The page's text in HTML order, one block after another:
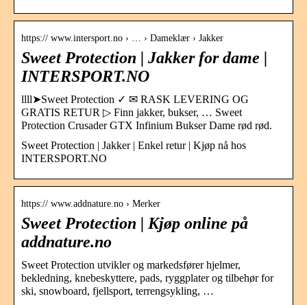
https:// www.intersport.no › … › Dameklær › Jakker
Sweet Protection | Jakker for dame |
INTERSPORT.NO
llll➤Sweet Protection ✓ ✉ RASK LEVERING OG
GRATIS RETUR ▷ Finn jakker, bukser, … Sweet
Protection Crusader GTX Infinium Bukser Dame rød rød.
Sweet Protection | Jakker | Enkel retur | Kjøp nå hos
INTERSPORT.NO
https:// www.addnature.no › Merker
Sweet Protection | Kjøp online på
addnature.no
Sweet Protection utvikler og markedsfører hjelmer,
bekledning, knebeskyttere, pads, ryggplater og tilbehør for
ski, snowboard, fjellsport, terrengsykling, …